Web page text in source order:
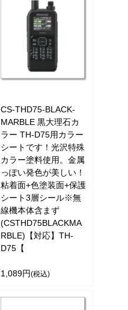
CS-THD75-BLACK-
MARBLE 黒大理石カ
ラー TH-D75用カラー
シートです！光沢特殊
カラー塗料使用。金属
っぽい発色が美しい！
粘着面+色塗装面+保護
シート3層シール※無
線機本体含まず
(CSTHD75BLACKMA
RBLE)【対応】TH-
D75【
1,089円(税込)